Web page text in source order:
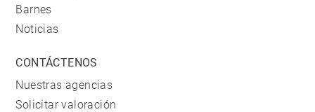
Barnes
Noticias
CONTÁCTENOS
Nuestras agencias
Solicitar valoración